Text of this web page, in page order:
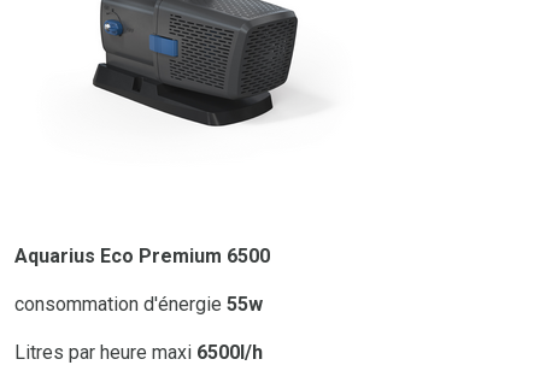
Aquarius Eco Premium 6500
consommation d'énergie 55w
Litres par heure maxi 6500l/h